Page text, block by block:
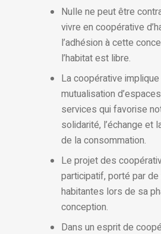
Nulle ne peut être
vivre en coopérative
l’adhésion à cette
l’habitat est libre.
La coopérative
mutualisation
services qui favorise
solidarité, l’échange et
de la consommation.
Le projet des
participatif, porté par
habitantes lors de sa
conception.
Dans un esprit de